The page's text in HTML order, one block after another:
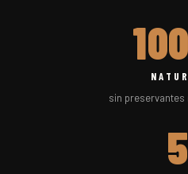
sin
5